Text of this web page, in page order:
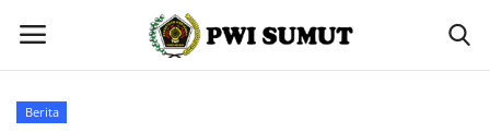
Berita